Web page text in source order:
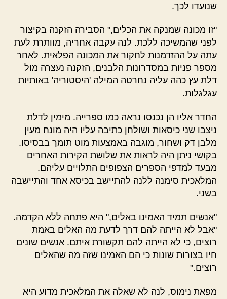
שנועדו לכך.
"זו מכונה שמנקה את הכלים," הסבירה הזקנה בקיצור
לפני שהמשיכה ללכת. לנה עקבה אחריה, מוותרת לעת
עתה על ההזדמנות לחקור את המכונה הפלאית. לאחר
מספר פניות במסדרונות הלבנים, הזקנה נעצרה מול
דלת עץ כהה עליה נחרטה המילה 'היסטוריה' באותיות
עגלגלות.
החדר אליו הן נכנסו נראה כמו ספרייה. מימין לדלת
ניצבו שני כיסאות ושולחן כתיבה עליו היה מונח מעין
מלבן דק ושחור, מוגבה באמצעות מוט תומך בבסיסו.
בקושי ניתן היה לראות את שלושת הקירות האחרים
מבעד למדפי הספרים הצפופים התלויים עליהם.
המלאכית סימנה ללנה להתיישב בכיסא אחד והתיישבה
בשני.
"אנשים תמיד האמינו באלים," היא פתחה ללא הקדמה.
"אבל לא הייתה להם דרך לדעת מה האלים באמת
רוצים, כי לא הייתה להם תקשורת איתם. אנשים שונים
חיו בצורות שונות כי הם האמינו שזה מה שהאלים
רוצים."
מפאת נימוס, לנה לא שאלה את המלאכית מדוע היא